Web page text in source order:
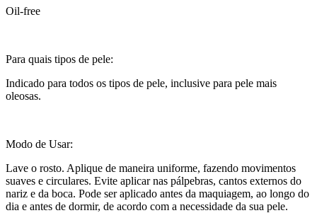
Oil-free
Para quais tipos de pele:
Indicado para todos os tipos de pele, inclusive para pele mais
oleosas.
Modo de Usar:
Lave o rosto. Aplique de maneira uniforme, fazendo movimentos
suaves e circulares. Evite aplicar nas pálpebras, cantos externos do
nariz e da boca. Pode ser aplicado antes da maquiagem, ao longo do
dia e antes de dormir, de acordo com a necessidade da sua pele.